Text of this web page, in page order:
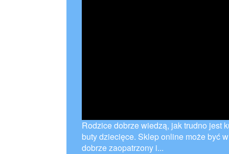
Rodzice dobrze wiedzą, jak trudno jest
buty dziecięce. Sklep online może być
dobrze zaopatrzony i...